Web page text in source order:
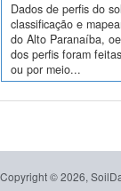
Dados de perfis do
classificação e
do Alto Paranaíba,
dos perfis foram
ou por meio...
Copyright © 2026,